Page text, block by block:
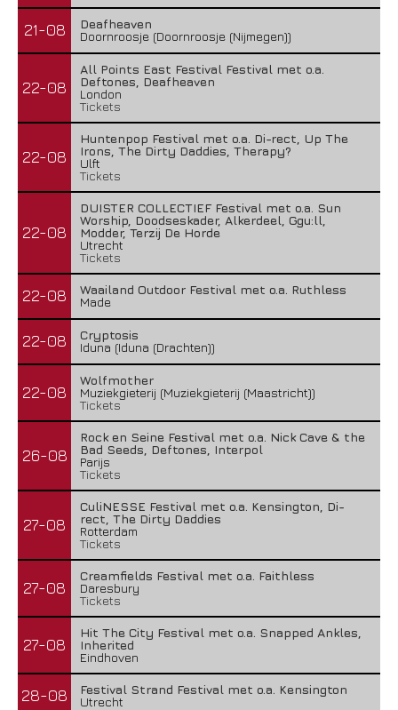
21-08
Deafheaven
Doornroosje (Doornroosje (Nijmegen))
22-08
All Points East Festival Festival met o.a.
Deftones, Deafheaven
London
Tickets
22-08
Huntenpop Festival met o.a. Di-rect, Up The
Irons, The Dirty Daddies, Therapy?
Ulft
Tickets
22-08
DUISTER COLLECTIEF Festival met o.a. Sun
Worship, Doodseskader, Alkerdeel, Ggu:ll,
Modder, Terzij De Horde
Utrecht
Tickets
22-08
Waailand Outdoor Festival met o.a. Ruthless
Made
22-08
Cryptosis
Iduna (Iduna (Drachten))
22-08
Wolfmother
Muziekgieterij (Muziekgieterij (Maastricht))
Tickets
26-08
Rock en Seine Festival met o.a. Nick Cave & the
Bad Seeds, Deftones, Interpol
Parijs
Tickets
27-08
CuliNESSE Festival met o.a. Kensington, Di-
rect, The Dirty Daddies
Rotterdam
Tickets
27-08
Creamfields Festival met o.a. Faithless
Daresbury
Tickets
27-08
Hit The City Festival met o.a. Snapped Ankles,
Inherited
Eindhoven
28-08
Festival Strand Festival met o.a. Kensington
Utrecht